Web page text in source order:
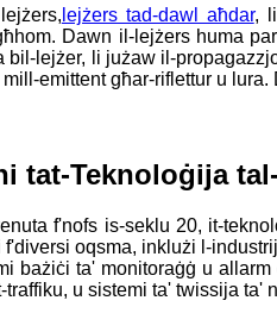
lejżers tad-dawl aħdar,
Dawn il-lejżers huma
bil-lejżer, li jużaw il-
emittent għar-riflettur u
tat-Teknoloġija
f'nofs is-seklu 20, it-
f'diversi oqsma, inklużi l-
bażiċi ta' monitoraġġ u
u sistemi ta' twissija ta'